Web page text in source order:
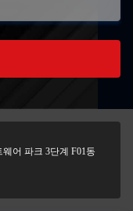
어 파크 3단계 F01동